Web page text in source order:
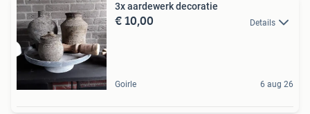
3x aardewerk decoratie
€ 10,00 Details
Goirle 6 aug 26